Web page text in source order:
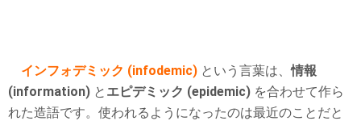
インフォデミック (infodemic) という言葉は、情報
(information) と エピデミック (epidemic) を合わせて作ら
れた造語です。使われるようになったのは最近のことだと